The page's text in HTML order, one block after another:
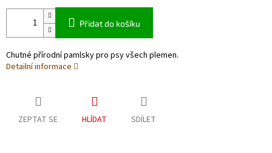
Přidat do košíku
Chutné přírodní pamlsky pro psy všech plemen.
Detailní informace
ZEPTAT SE HLÍDAT SDÍLET